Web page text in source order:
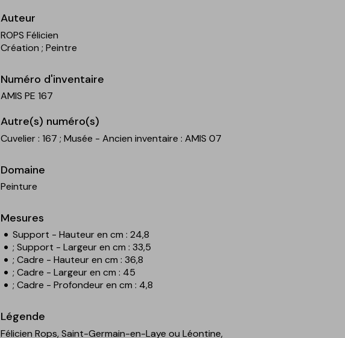
Auteur
ROPS Félicien
Création ; Peintre
Numéro d'inventaire
AMIS PE 167
Autre(s) numéro(s)
Cuvelier : 167 ; Musée - Ancien inventaire : AMIS 07
Domaine
Peinture
Mesures
Support - Hauteur en cm : 24,8
; Support - Largeur en cm : 33,5
; Cadre - Hauteur en cm : 36,8
; Cadre - Largeur en cm : 45
; Cadre - Profondeur en cm : 4,8
Légende
Félicien Rops, Saint-Germain-en-Laye ou Léontine,